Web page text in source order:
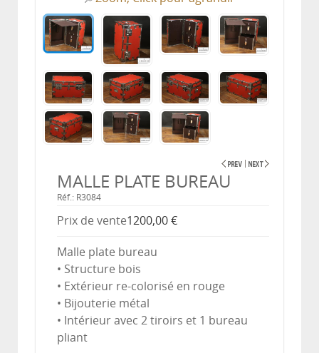
MALLE PLATE BUREAU
Réf.: R3084
Prix ​​de vente1200,00 €
Malle plate bureau
• Structure bois
• Extérieur re-colorisé en rouge
• Bijouterie métal
• Intérieur avec 2 tiroirs et 1 bureau
pliant